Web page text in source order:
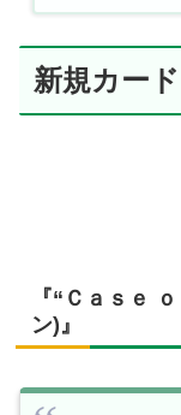
新規カード
『“Ｃａｓｅ
ン)』